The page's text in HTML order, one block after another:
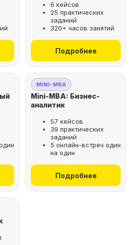
6 кейсов
25 практических
заданий
320+ часов занятий
Подробнее
MINI-MBA
Mini-MBA: Бизнес-
аналитик
57 кейсов
39 практических
заданий
5 онлайн-встреч один
на один
Подробнее
минуты,
дома
для